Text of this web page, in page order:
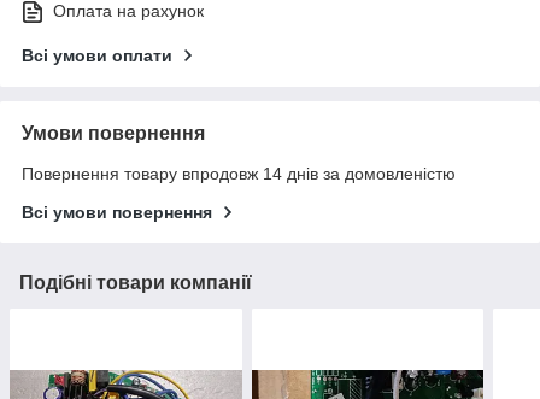
Оплата на рахунок
Всі умови оплати
Умови повернення
Повернення товару впродовж 14 днів за домовленістю
Всі умови повернення
Подібні товари компанії